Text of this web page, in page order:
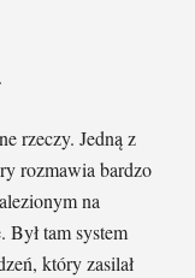
rzeczy. Jedną z
rozmawia bardzo
na
Był tam system
który zasilał